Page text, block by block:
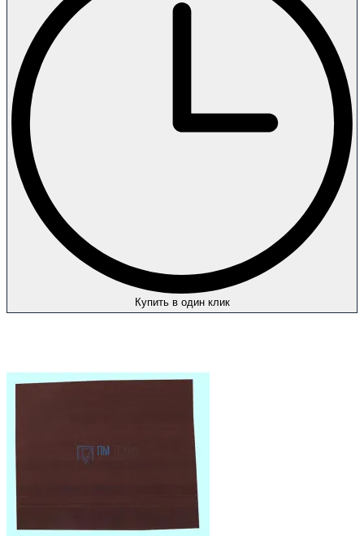
Купить в один клик